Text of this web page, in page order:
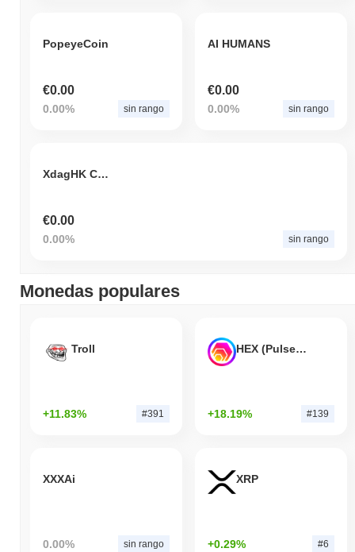
PopeyeCoin
€0.00
0.00% sin rango
AI HUMANS
€0.00
0.00% sin rango
XdagHK Coin
€0.00
0.00% sin rango
Monedas populares
Troll
+11.83% #391
HEX (Pulsechain)
+18.19% #139
XXXAi
0.00% sin rango
XRP
+0.29% #6